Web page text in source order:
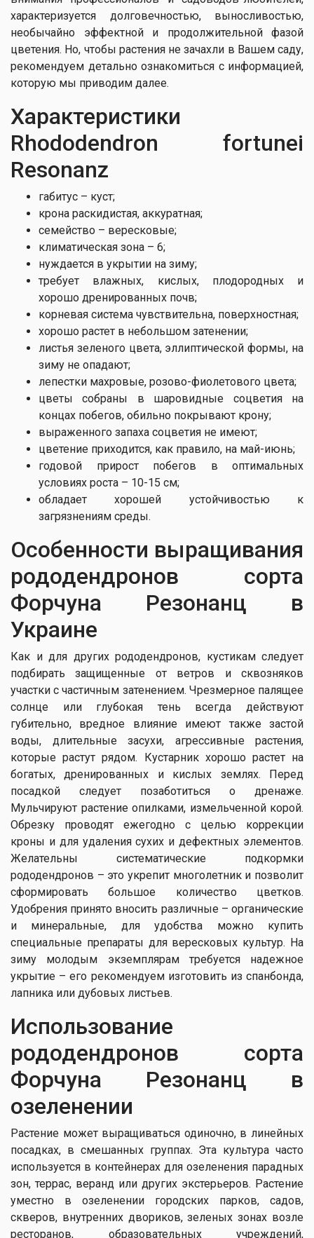
характеризуется долговечностью, выносливостью,
необычайно эффектной и продолжительной фазой
цветения. Но, чтобы растения не зачахли в Вашем саду,
рекомендуем детально ознакомиться с информацией,
которую мы приводим далее.
Характеристики
Rhododendron fortunei
Resonanz
габитус – куст;
крона раскидистая, аккуратная;
семейство – вересковые;
климатическая зона – 6;
нуждается в укрытии на зиму;
требует влажных, кислых, плодородных и
хорошо дренированных почв;
корневая система чувствительна, поверхностная;
хорошо растет в небольшом затенении;
листья зеленого цвета, эллиптической формы, на
зиму не опадают;
лепестки махровые, розово-фиолетового цвета;
цветы собраны в шаровидные соцветия на
концах побегов, обильно покрывают крону;
выраженного запаха соцветия не имеют;
цветение приходится, как правило, на май-июнь;
годовой прирост побегов в оптимальных
условиях роста – 10-15 см;
обладает хорошей устойчивостью к
загрязнениям среды.
Особенности выращивания
рододендронов сорта
Форчуна Резонанц в
Украине
Как и для других рододендронов, кустикам следует
подбирать защищенные от ветров и сквозняков
участки с частичным затенением. Чрезмерное палящее
солнце или глубокая тень всегда действуют
губительно, вредное влияние имеют также застой
воды, длительные засухи, агрессивные растения,
которые растут рядом. Кустарник хорошо растет на
богатых, дренированных и кислых землях. Перед
посадкой следует позаботиться о дренаже.
Мульчируют растение опилками, измельченной корой.
Обрезку проводят ежегодно с целью коррекции
кроны и для удаления сухих и дефектных элементов.
Желательны систематические подкормки
рододендронов – это укрепит многолетник и позволит
сформировать большое количество цветков.
Удобрения принято вносить различные – органические
и минеральные, для удобства можно купить
специальные препараты для вересковых культур. На
зиму молодым экземплярам требуется надежное
укрытие – его рекомендуем изготовить из спанбонда,
лапника или дубовых листьев.
Использование
рододендронов сорта
Форчуна Резонанц в
озеленении
Растение может выращиваться одиночно, в линейных
посадках, в смешанных группах. Эта культура часто
используется в контейнерах для озеленения парадных
зон, террас, веранд или других экстерьеров. Растение
уместно в озеленении городских парков, садов,
скверов, внутренних двориков, зеленых зонах возле
ресторанов, образовательных учреждений,